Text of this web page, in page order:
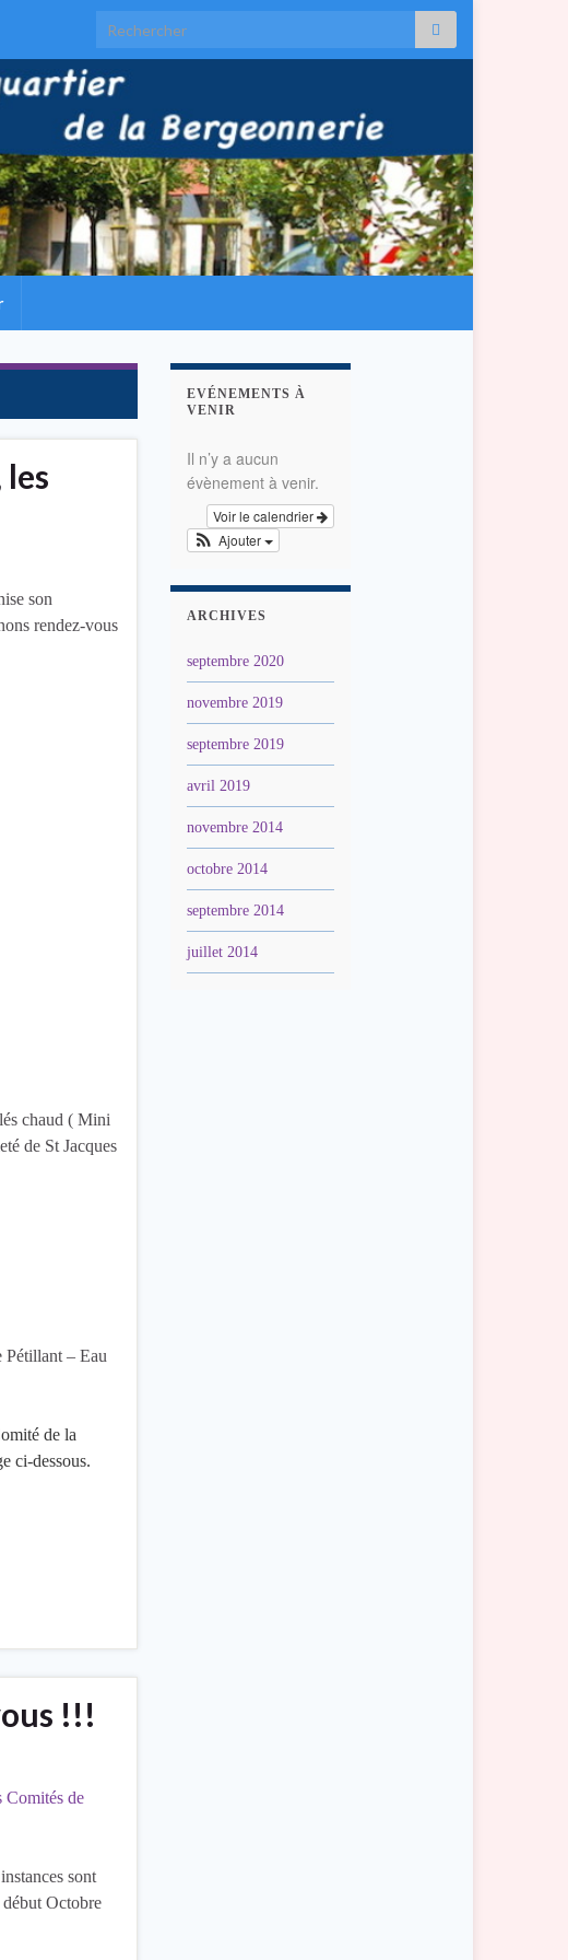
Search for:
son
rendez-vous
chaud ( Mini
de St Jacques
Pétillant – Eau
de la
ci-dessous.
!!!
Comités de
sont
Octobre
EVÉNEMENTS À
VENIR
Il n’y a aucun
évènement à venir.
Voir le calendrier
Ajouter
ARCHIVES
septembre 2020
novembre 2019
septembre 2019
avril 2019
novembre 2014
octobre 2014
septembre 2014
juillet 2014